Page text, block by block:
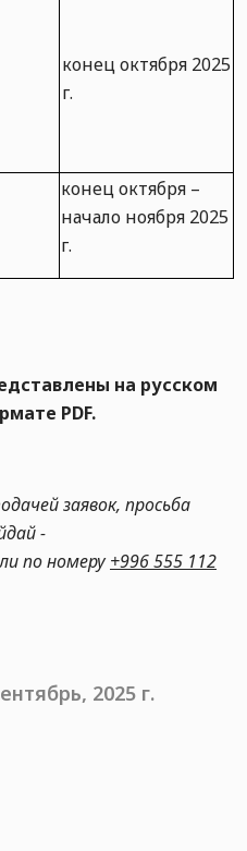
конец октября 2025
г.
конец октября –
начало ноября 2025
г.
на русском
PDF.
заявок, просьба
-
по номеру+996 555 112
2025 г.